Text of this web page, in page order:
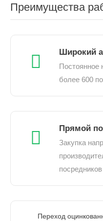
Преимущества
Широкий
Постоянное
более 600
Прямой
Закупка
посредников
Переход